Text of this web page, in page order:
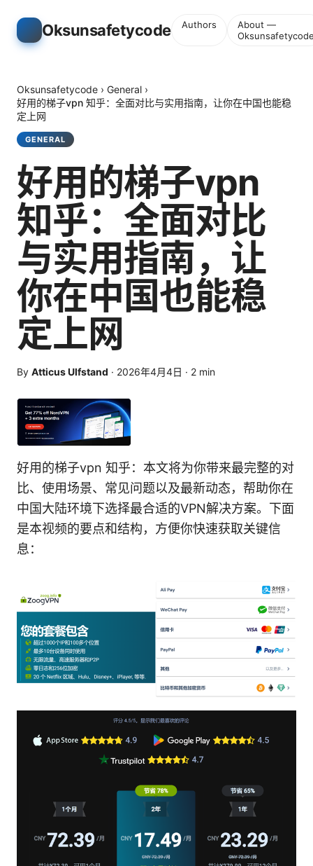
Oksunsafetycode Authors
About —
Oksunsafetycode › General ›
好用的梯子vpn 知乎：全面对比与实用指南，让你在中国也能稳
定上网
GENERAL
好用的梯子vpn
知乎：全面对比
与实用指南，让
你在中国也能稳
定上网
By Atticus Ulfstand · 2026年4月4日 · 2 min
好用的梯子vpn 知乎：本文将为你带来最完整的对
比、使用场景、常见问题以及最新动态，帮助你在
中国大陆环境下选择最合适的VPN解决方案。下面
是本视频的要点和结构，方便你快速获取关键信
息：